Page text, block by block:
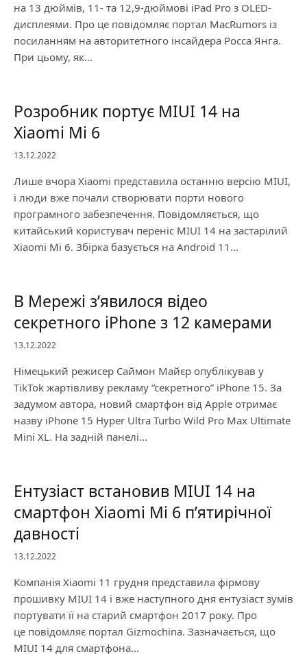
на 13 дюймів, 11- та 12,9-дюймові iPad Pro з OLED-
дисплеями. Про це повідомляє портал MacRumors із
посиланням на авторитетного інсайдера Росса Янга.
При цьому, як…
Розробник портує MIUI 14 на
Xiaomi Mi 6
13.12.2022
Лише вчора Xiaomi представила останню версію MIUI,
і люди вже почали створювати порти нового
програмного забезпечення. Повідомляється, що
китайський користувач переніс MIUI 14 на застарілий
Xiaomi Mi 6. Збірка базується на Android 11…
В Мережі з’явилося відео
секретного iPhone з 12 камерами
13.12.2022
Німецький режисер Саймон Майєр опублікував у
TikTok жартівливу рекламу “секретного” iPhone 15. За
задумом автора, новий смартфон від Apple отримає
назву iPhone 15 Hyper Ultra Turbo Wild Pro Max Ultimate
Mini XL. На задній панелі…
Ентузіаст встановив MIUI 14 на
смартфон Xiaomi Mi 6 п’ятирічної
давності
13.12.2022
Компанія Xiaomi 11 грудня представила фірмову
прошивку MIUI 14 і вже наступного дня ентузіаст зумів
портувати її на старий смартфон 2017 року. Про
це повідомляє портал Gizmochina. Зазначається, що
MIUI 14 для смартфона…